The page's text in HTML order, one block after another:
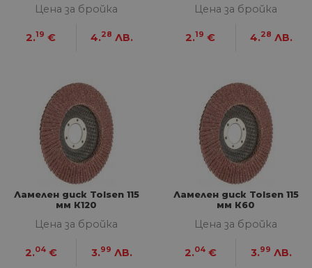
Цена за бройка
2.19 € 4.28 ЛВ.
Цена за бройка
2.19 € 4.28 ЛВ.
Ламелен диск Tolsen 115
мм К120
Цена за бройка
2.04 € 3.99 ЛВ.
Ламелен диск Tolsen 115
мм К60
Цена за бройка
2.04 € 3.99 ЛВ.